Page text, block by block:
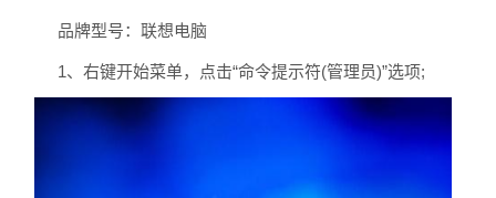
品牌型号：联想电脑
1、右键开始菜单，点击“命令提示符(管理员)”选项;